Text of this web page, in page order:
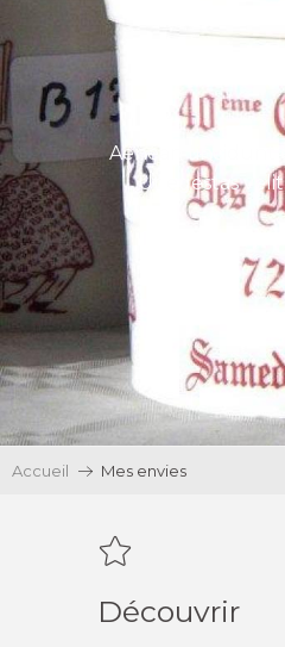
Aenean tincidunt
Ut egestas
Accueil Mes envies
Découvrir